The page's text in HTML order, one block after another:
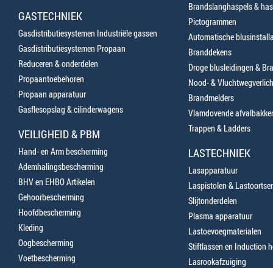
GASTECHNIEK
Gasdistributiesystemen Industriële gassen
Gasdistributiesystemen Propaan
Reduceren & onderdelen
Propaantoebehoren
Propaan apparatuur
Gasflesopslag & cilinderwagens
VEILIGHEID & PBM
Hand- en Arm bescherming
Ademhalingsbescherming
BHV en EHBO Artikelen
Gehoorbescherming
Hoofdbescherming
Kleding
Oogbescherming
Voetbescherming
Brandslanghaspels &
Pictogrammen
Automatische
Branddekens
Droge blusleidingen &
Nood- &
Brandmelders
Vlamdovende
Trappen & Ladders
LASTECHNIEK
Lasapparatuur
Laspistolen &
Slijtonderdelen
Plasma apparatuur
Lastoevoegmaterialen
Stiftlassen en Induction
Lasrookafzuiging